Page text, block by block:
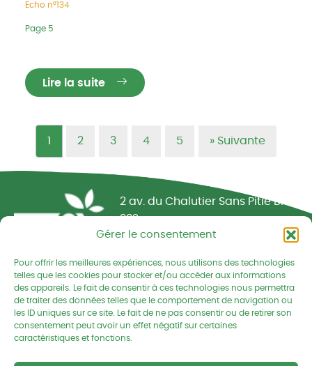
Gérer le consentement
Pour offrir les meilleures expériences, nous utilisons des technologies
telles que les cookies pour stocker et/ou accéder aux informations
des appareils. Le fait de consentir à ces technologies nous permettra
de traiter des données telles que le comportement de navigation ou
les ID uniques sur ce site. Le fait de ne pas consentir ou de retirer son
consentement peut avoir un effet négatif sur certaines
caractéristiques et fonctions.
Echo n°134
Page 5
Lire la suite
1 2 3 4 5 » Suivante
Réseau CIVAM - Campagnes vivantes
2 av. du Chalutier Sans Pitié BP
332
22190 PLERIN cedex
02 96 74 75 50
cedapa@wanadoo.fr
Retrouvez-nous sur Facebook
Retrouvez-nous sur
Retrouvez-